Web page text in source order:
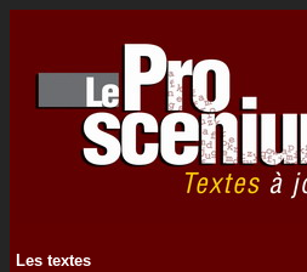
Les textes